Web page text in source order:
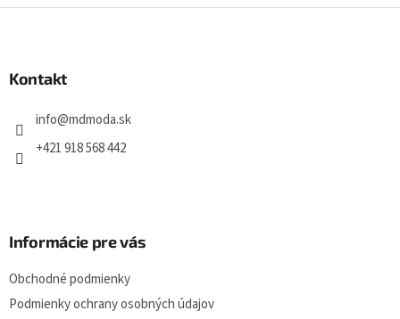
Kontakt
info@mdmoda.sk
+421 918 568 442
Informácie pre vás
Obchodné podmienky
Podmienky ochrany osobných údajov